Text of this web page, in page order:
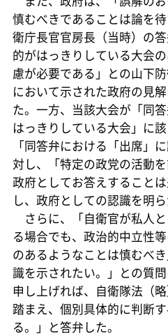
慎むべきであることは論を
衛庁長官官房長（当時）の
的がはっきりしている大会
慮が必要である」との山下
において示された政府の見
た。一方、当該大会が「同
はっきりしている大会」に
「同答弁における「出席」
対し、「特定の政党の活動
政府としてお答えすること
し、政府としての認識を明ら
さらに、「自衛官が私人
る場合でも、政治的中立性
のあるようなことは慎むべ
識を示されたい。」との質
申し上げれば、自衛隊法（
踏まえ、個別具体的に判断
る。」と答弁した。